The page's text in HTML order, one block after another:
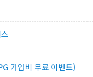
가입비 무료 이벤트)